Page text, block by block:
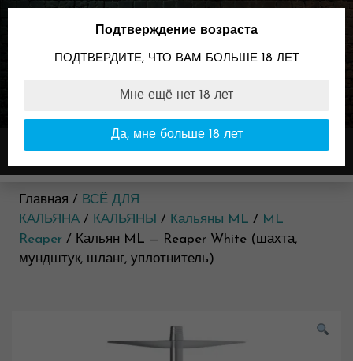
Skip
89096099898
Время работы:
11:00-23:00
Меню
Главная / ВСЁ ДЛЯ
КАЛЬЯНА / КАЛЬЯНЫ / Кальяны ML / ML
Reaper / Кальян ML — Reaper White (шахта,
мундштук, шланг, уплотнитель)
Подтверждение возраста
ПОДТВЕРДИТЕ, ЧТО ВАМ БОЛЬШЕ 18 ЛЕТ
Мне ещё нет 18 лет
Да, мне больше 18 лет